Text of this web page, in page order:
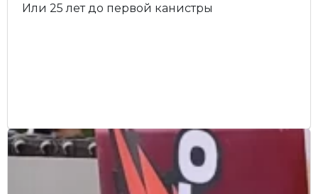
Или 25 лет до первой канистры